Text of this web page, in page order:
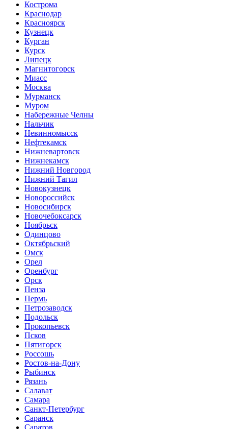
Кострома
Краснодар
Красноярск
Кузнецк
Курган
Курск
Липецк
Магнитогорск
Миасс
Москва
Мурманск
Муром
Набережные Челны
Нальчик
Невинномысск
Нефтекамск
Нижневартовск
Нижнекамск
Нижний Новгород
Нижний Тагил
Новокузнецк
Новороссийск
Новосибирск
Новочебоксарск
Ноябрьск
Одинцово
Октябрьский
Омск
Орел
Оренбург
Орск
Пенза
Пермь
Петрозаводск
Подольск
Прокопьевск
Псков
Пятигорск
Россошь
Ростов-на-Дону
Рыбинск
Рязань
Салават
Самара
Санкт-Петербург
Саранск
Саратов